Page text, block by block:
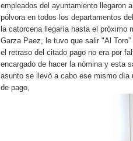
empleados del ayuntamiento llegaron
pólvora en todos los departamentos
la catorcena llegarìa hasta el próximo
Garza Paez, le tuvo que salir "Al
el retraso del citado pago no era por
encargado de hacer la nòmina y esta
asunto se llevò a cabo ese mismo dìa
de pago,